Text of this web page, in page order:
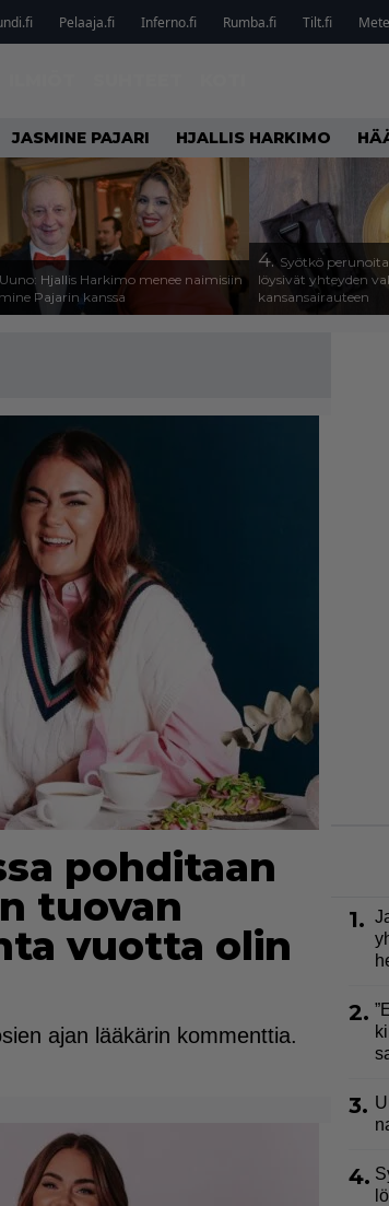
Pelaaja.fi Inferno.fi Rumba.fi Tilt.fi
JASMINE PAJARI HJALLIS HARKIMO
Uuno: Hjallis Harkimo menee naimisiin
Pajarin kanssa
4. Syötkö
löysivät yhteyden
kansansairauteen
pohditaan
tuovan
vuotta olin
ajan lääkärin kommenttia.
1.
2.
3.
4.